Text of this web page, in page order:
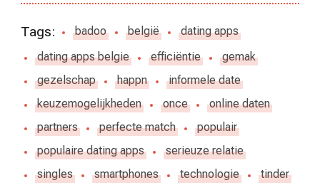
Tags: badoo belgië
dating apps
dating apps belgie
efficiëntie
gemak
gezelschap
happn
informele date
keuzemogelijkheden
once
online daten
partners
perfecte match
populair
populaire dating apps
serieuze relatie
singles
smartphones technologie
tinder